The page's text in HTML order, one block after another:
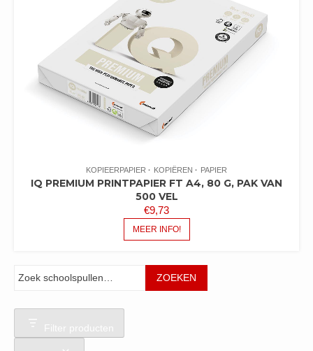
KOPIEERPAPIER KOPIËREN PAPIER
IQ PREMIUM PRINTPAPIER FT A4, 80 G, PAK VAN
500 VEL
€9,73
MEER INFO!
ZOEKEN
Filter producten